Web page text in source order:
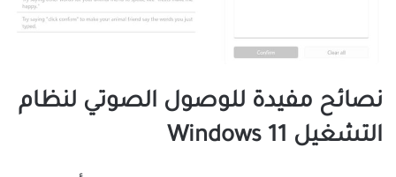
نصائح مفيدة للوصول الصوتي لنظام
التشغيل Windows 11